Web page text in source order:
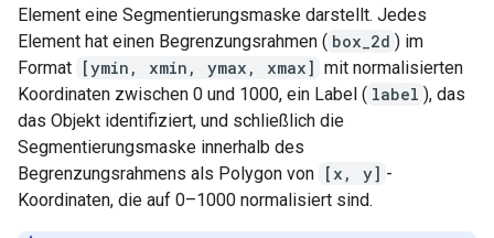
Element eine Segmentierungsmaske darstellt. Jedes
Element hat einen Begrenzungsrahmen ( box_2d ) im
Format [ymin, xmin, ymax, xmax] mit normalisierten
Koordinaten zwischen 0 und 1000, ein Label ( label ), das
das Objekt identifiziert, und schließlich die
Segmentierungsmaske innerhalb des
Begrenzungsrahmens als Polygon von [x, y] -
Koordinaten, die auf 0–1000 normalisiert sind.